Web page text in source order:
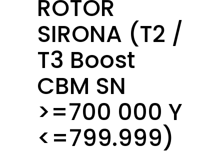
ROTOR
SIRONA (T2 /
T3 Boost
CBM SN
>=700 000 Y
<=799.999)